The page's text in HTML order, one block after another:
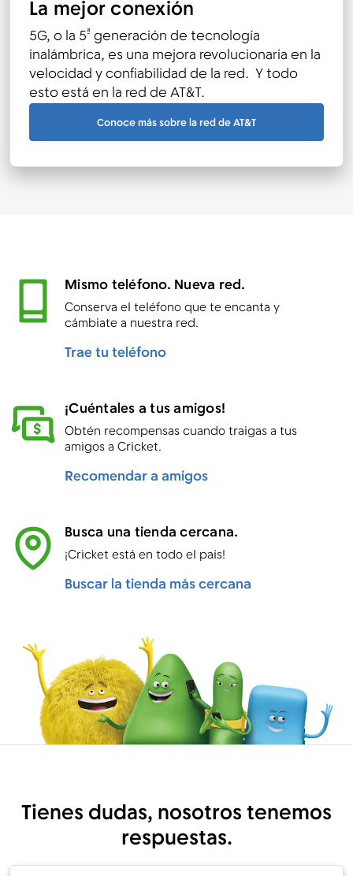
La mejor conexión
5G, o la 5ª generación de tecnología
inalámbrica, es una mejora revolucionaria en la
velocidad y confiabilidad de la red. Y todo
esto está en la red de AT&T.
Conoce más sobre la red de AT&T
Mismo teléfono. Nueva red.
Conserva el teléfono que te encanta y
cámbiate a nuestra red.
Trae tu teléfono
¡Cuéntales a tus amigos!
Obtén recompensas cuando traigas a tus
amigos a Cricket.
Recomendar a amigos
Busca una tienda cercana.
¡Cricket está en todo el país!
Buscar la tienda más cercana
Tienes dudas, nosotros tenemos
respuestas.